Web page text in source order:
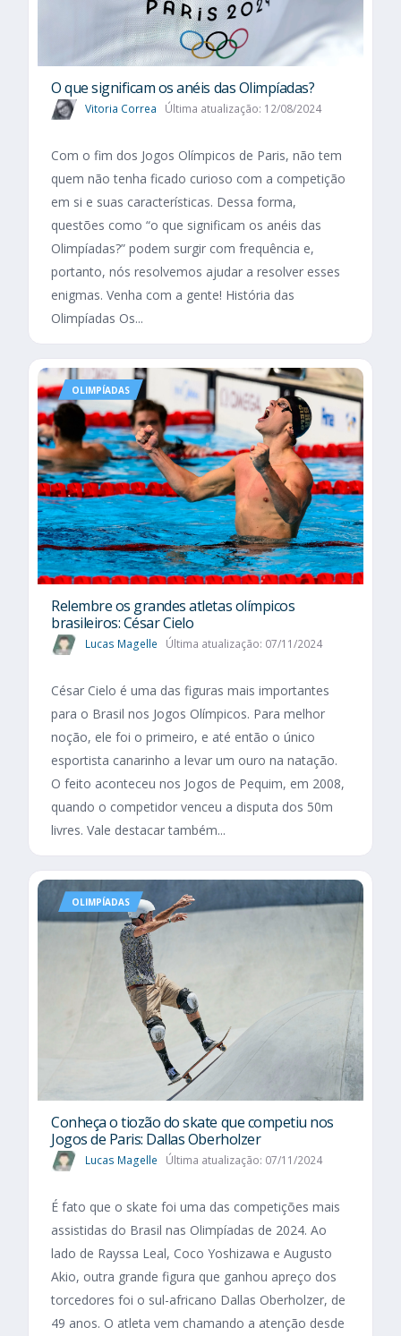
O que significam os anéis das Olimpíadas?
Vitoria Correa Última atualização: 12/08/2024
Com o fim dos Jogos Olímpicos de Paris, não tem
quem não tenha ficado curioso com a competição
em si e suas características. Dessa forma,
questões como “o que significam os anéis das
Olimpíadas?” podem surgir com frequência e,
portanto, nós resolvemos ajudar a resolver esses
enigmas. Venha com a gente! História das
Olimpíadas Os...
OLIMPÍADAS
Relembre os grandes atletas olímpicos
brasileiros: César Cielo
Lucas Magelle Última atualização: 07/11/2024
César Cielo é uma das figuras mais importantes
para o Brasil nos Jogos Olímpicos. Para melhor
noção, ele foi o primeiro, e até então o único
esportista canarinho a levar um ouro na natação.
O feito aconteceu nos Jogos de Pequim, em 2008,
quando o competidor venceu a disputa dos 50m
livres. Vale destacar também...
OLIMPÍADAS
Conheça o tiozão do skate que competiu nos
Jogos de Paris: Dallas Oberholzer
Lucas Magelle Última atualização: 07/11/2024
É fato que o skate foi uma das competições mais
assistidas do Brasil nas Olimpíadas de 2024. Ao
lado de Rayssa Leal, Coco Yoshizawa e Augusto
Akio, outra grande figura que ganhou apreço dos
torcedores foi o sul-africano Dallas Oberholzer, de
49 anos. O atleta vem chamando a atenção desde